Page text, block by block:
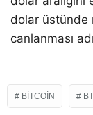
dolar üstünde
canlanması
BITCOIN